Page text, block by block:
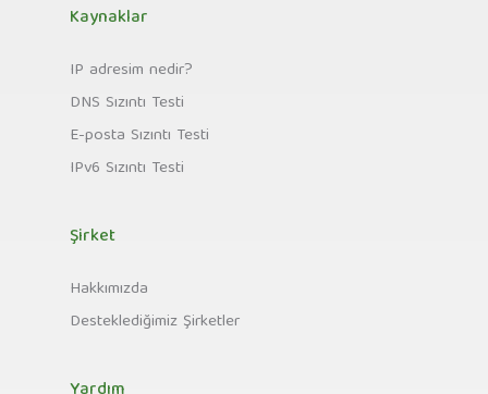
Kaynaklar
IP adresim nedir?
DNS Sızıntı Testi
E-posta Sızıntı Testi
IPv6 Sızıntı Testi
Şirket
Hakkımızda
Desteklediğimiz Şirketler